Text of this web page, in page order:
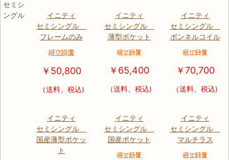
セミシ
ングル
イニティ
セミシングル
フレームのみ
￥50,800
（送料、税込)
イニティ
セミシングル
薄型ポケット
￥65,400
（送料、税込)
イニティ
セミシングル
ボンネルコイル
￥70,700
（送料、税込)
イニティ
セミシングル
国産薄型ポケッ
ト
イニティ
セミシングル
国産ポケット
イニティ
セミシングル
マルチラス